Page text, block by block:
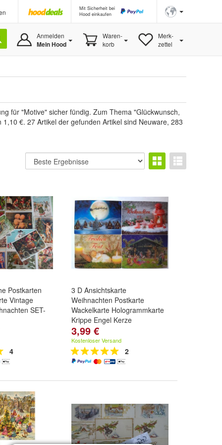
Mit Sicherheit bei
Hood einkaufen
Anmelden
Mein Hood
Waren-
korb
Merk-
zettel
für "Motive" sicher fündig. Zum Thema "Glückwunsch,
€. 27 Artikel der gefunden Artikel sind Neuware, 283
Postkarten
Vintage
SET-
...
4
3 D Ansichtskarte
Weihnachten Postkarte
Wackelkarte Hologrammkarte
Krippe Engel Kerze
Motiv: Weihnachtsdorf, blau
Frohe Weihnachten
Festundweitere ...
3,99 €
Kostenloser Versand
2